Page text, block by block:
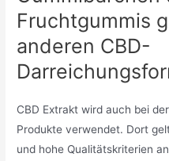
Fruchtgummis
anderen CBD-
CBD Extrakt wird auch bei
Produkte verwendet. Dort
und hohe Qualitätskriterien